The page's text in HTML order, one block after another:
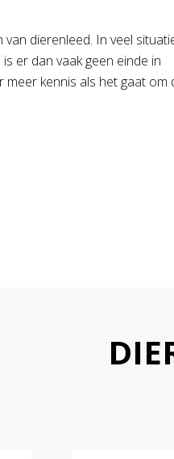
dierenleed. In veel
er dan vaak geen einde in
kennis als het gaat om